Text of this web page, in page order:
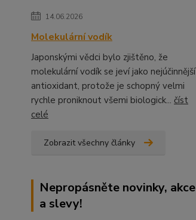
14.06.2026
Molekulární vodík
Japonskými vědci bylo zjištěno, že
molekulární vodík se jeví jako nejúčinnější
antioxidant, protože je schopný velmi
rychle proniknout všemi biologick... číst
celé
Zobrazit všechny články
Nepropásněte novinky, akce
a slevy!